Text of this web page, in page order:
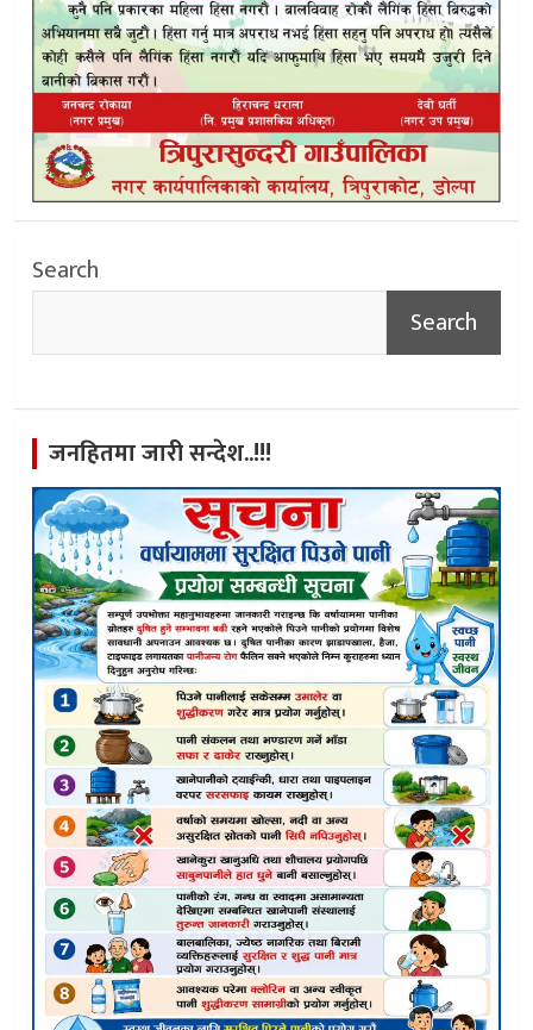
Search
Search
जनहितमा जारी सन्देश..!!!